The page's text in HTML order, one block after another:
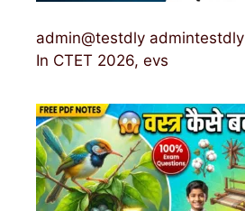
admin@testdly admintestdly
In CTET 2026, evs